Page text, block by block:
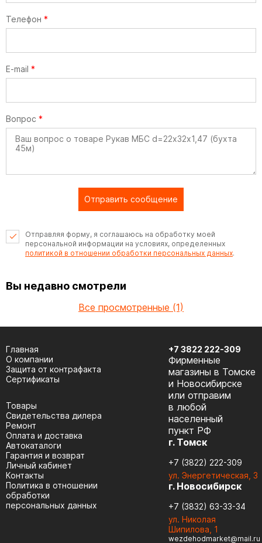
Телефон *
E-mail *
Вопрос *
Отправить сообщение
Отправляя форму, я соглашаюсь на обработку моей
персональной информации на условиях, определенных
политикой в отношении обработки персональных данных.
Вы недавно смотрели
Все просмотренные (1)
Главная
О компании
Защита от контрафакта
Сертификаты
Товары
Cвидетельства дилера
Ремонт
Оплата и доставка
Автокаталоги
Гарантия и возврат
Личный кабинет
Контакты
Политика в отношении
обработки
персональных данных
+7 3822 222-309
Фирменные
магазины в Томске
и Новосибирске
или отправим
в любой
населенный
пункт РФ
г. Томск
+7 (3822) 222-309
ул. Энергетическая, 3
г. Новосибирск
+7 (3832) 63-33-34
ул. Николая
Шипилова, 1
wezdehodmarket@mail.ru